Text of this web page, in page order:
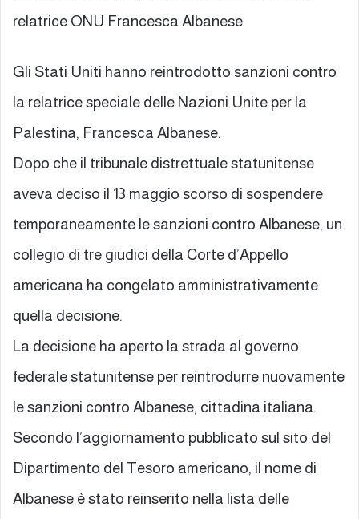
relatrice ONU Francesca Albanese
Gli Stati Uniti hanno reintrodotto sanzioni contro
la relatrice speciale delle Nazioni Unite per la
Palestina, Francesca Albanese.
Dopo che il tribunale distrettuale statunitense
aveva deciso il 13 maggio scorso di sospendere
temporaneamente le sanzioni contro Albanese, un
collegio di tre giudici della Corte d’Appello
americana ha congelato amministrativamente
quella decisione.
La decisione ha aperto la strada al governo
federale statunitense per reintrodurre nuovamente
le sanzioni contro Albanese, cittadina italiana.
Secondo l’aggiornamento pubblicato sul sito del
Dipartimento del Tesoro americano, il nome di
Albanese è stato reinserito nella lista delle